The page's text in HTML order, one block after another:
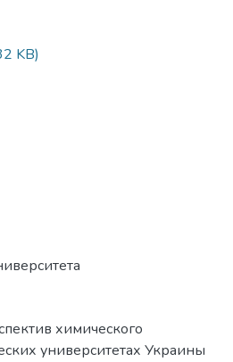
KB)
химического
университетах Украины